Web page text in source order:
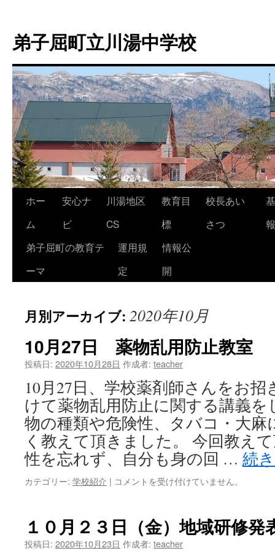
弟子屈町立川湯中学校
コ
ン
ス
キ
ッ
プ
ホー
ム
安心ナ
ビ
川湯地区
CS
教育目
標
校長あい
さつ
報
弟子屈町の教育テ
ーマ
運用規
定
情報公
開
月別アーカイブ: 2020年10月
10月27日 薬物乱用防止教室
投稿日: 2020年10月28日 作成者: teacher
10月27日、学校薬剤師さんをお
けて薬物乱用防止に関する講義
物の種類や危険性、タバコ・大麻
く教えて頂きました。 今回教え
性を忘れず、自分も身の回 … 続
カテゴリー: 学校紹介 | 10
日
薬
物
コメントを受け付けていません。
１０月２３日（金）地域研修発
投稿日: 2020年10月23日 作成者: teacher